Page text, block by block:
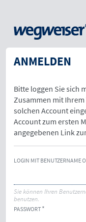
ANMELDEN
Bitte loggen Sie sich
Zusammen mit
solchen Account
Account zum ersten
angegebenen Link
LOGIN MIT BENUTZERNAME
Sie können Ihren
benutzen.
PASSWORT